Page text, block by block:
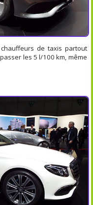
de taxis partout
les 5 l/100 km, même